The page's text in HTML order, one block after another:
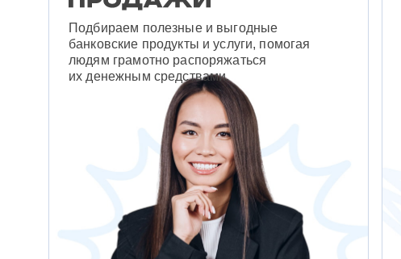
Подбираем полезные и выгодные
банковские продукты и услуги, помогая
людям грамотно распоряжаться
их денежным средствами.